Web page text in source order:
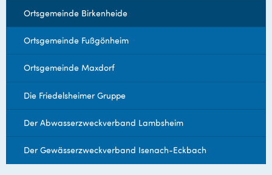
Ortsgemeinde Birkenheide
Ortsgemeinde Fußgönheim
Ortsgemeinde Maxdorf
Die Friedelsheimer Gruppe
Der Abwasserzweckverband Lambsheim
Der Gewässerzweckverband Isenach-Eckbach